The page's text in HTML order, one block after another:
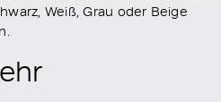
Weiß, Grau oder Beige